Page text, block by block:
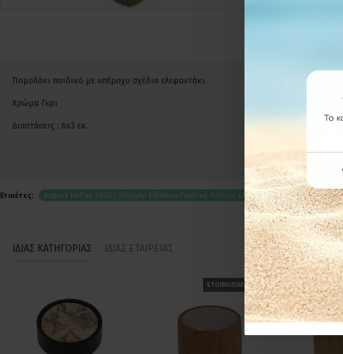
Πομολάκι παιδικό με υπέροχο σχέδιο ελεφαντάκι.
Χρώμα Γκρι
Διαστάσεις : 6x3 εκ.
Ετικέτες: Import Hellas 26202 Πόμολο Επίπλων Παιδικό Ριτίνης Ελεφαντάκι 6x3 εκ. Γκρι
ΙΔΙΑΣ ΚΑΤΗΓΟΡΙΑΣ ΙΔΙΑΣ ΕΤΑΙΡΕΙΑΣ
ΕΤΟΙΜΟΠΑΡΑΔΟΤΟ